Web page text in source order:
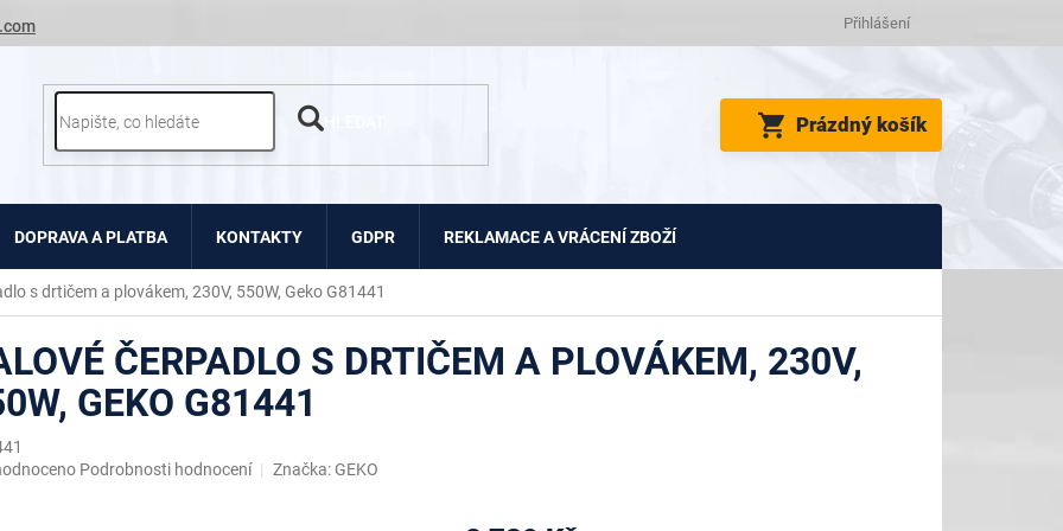
Přihlášení
NÁKUPNÍ
KOŠÍK
Prázdný košík
DOPRAVA A PLATBA KONTAKTY GDPR REKLAMACE A VRÁCENÍ ZBOŽÍ
s drtičem a plovákem, 230V, 550W, Geko G81441
ČERPADLO S DRTIČEM A PLOVÁKEM, 230V,
GEKO G81441
Podrobnosti hodnocení Značka: GEKO